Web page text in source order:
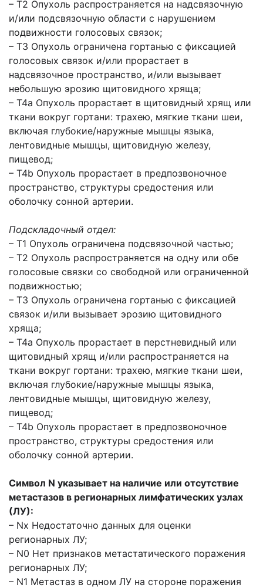
– Т2 Опухоль распространяется на надсвязочную
и/или подсвязочную области с нарушением
подвижности голосовых связок;
– Т3 Опухоль ограничена гортанью с фиксацией
голосовых связок и/или прорастает в
надсвязочное пространство, и/или вызывает
небольшую эрозию щитовидного хряща;
– Т4a Опухоль прорастает в щитовидный хрящ или
ткани вокруг гортани: трахею, мягкие ткани шеи,
включая глубокие/наружные мышцы языка,
лентовидные мышцы, щитовидную железу,
пищевод;
– Т4b Опухоль прорастает в предпозвоночное
пространство, структуры средостения или
оболочку сонной артерии.
Подскладочный отдел:
– Т1 Опухоль ограничена подсвязочной частью;
– Т2 Опухоль распространяется на одну или обе
голосовые связки со свободной или ограниченной
подвижностью;
– Т3 Опухоль ограничена гортанью с фиксацией
связок и/или вызывает эрозию щитовидного
хряща;
– Т4a Опухоль прорастает в перстневидный или
щитовидный хрящ и/или распространяется на
ткани вокруг гортани: трахею, мягкие ткани шеи,
включая глубокие/наружные мышцы языка,
лентовидные мышцы, щитовидную железу,
пищевод;
– Т4b Опухоль прорастает в предпозвоночное
пространство, структуры средостения или
оболочку сонной артерии.
Символ N указывает на наличие или отсутствие
метастазов в регионарных лимфатических узлах
(ЛУ):
– Nx Недостаточно данных для оценки
регионарных ЛУ;
– N0 Нет признаков метастатического поражения
регионарных ЛУ;
– N1 Метастаз в одном ЛУ на стороне поражения